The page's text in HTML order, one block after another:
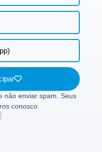
não enviar spam. Seus
conosco.